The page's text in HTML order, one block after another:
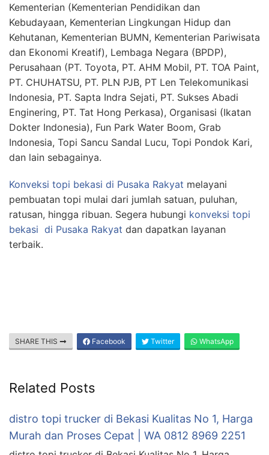
Kementerian (Kementerian Pendidikan dan
Kebudayaan, Kementerian Lingkungan Hidup dan
Kehutanan, Kementerian BUMN, Kementerian Pariwisata
dan Ekonomi Kreatif), Lembaga Negara (BPDP),
Perusahaan (PT. Toyota, PT. AHM Mobil, PT. TOA Paint,
PT. CHUHATSU, PT. PLN PJB, PT Len Telekomunikasi
Indonesia, PT. Sapta Indra Sejati, PT. Sukses Abadi
Enginering, PT. Tat Hong Perkasa), Organisasi (Ikatan
Dokter Indonesia), Fun Park Water Boom, Grab
Indonesia, Topi Sancu Sandal Lucu, Topi Pondok Kari,
dan lain sebagainya.
Konveksi topi bekasi di Pusaka Rakyat melayani
pembuatan topi mulai dari jumlah satuan, puluhan,
ratusan, hingga ribuan. Segera hubungi konveksi topi
bekasi di Pusaka Rakyat dan dapatkan layanan
terbaik.
SHARE THIS Facebook Twitter WhatsApp
Related Posts
distro topi trucker di Bekasi Kualitas No 1, Harga
Murah dan Proses Cepat | WA 0812 8969 2251